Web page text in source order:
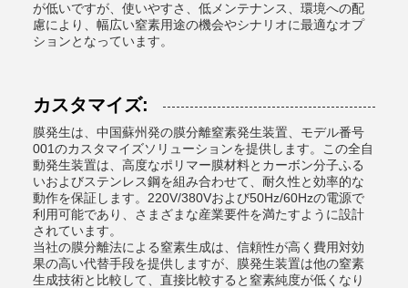
が低いですが、使いやすさ、低メンテナンス、環境への配
慮により、幅広い窒素用途の機会やシナリオに最適なオプ
ションとなっています。
カスタマイズ:
膜発生は、中国蘇州発の膜分離窒素発生装置、モデル番号
001のカスタマイズソリューションを提供します。この全自
動発生装置は、高度なポリマー膜材料とカーボン分子ふる
いおよびステンレス鋼を組み合わせて、耐久性と効率的な
動作を保証します。220V/380Vおよび50Hz/60Hzの電源で
利用可能であり、さまざまな産業要件を満たすように設計
されています。
当社の膜分離法による窒素生成は、信頼性が高く費用対効
果の高い代替手段を提供しますが、膜発生装置は他の窒素
生成技術と比較して、直接比較すると窒素純度が低くなり